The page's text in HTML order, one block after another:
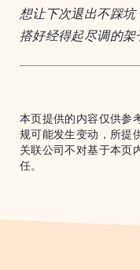
想让下次退出不踩坑
搭好经得起尽调的架
本页提供的内容仅供参
规可能发生变动，所
关联公司不对基于本页
任。